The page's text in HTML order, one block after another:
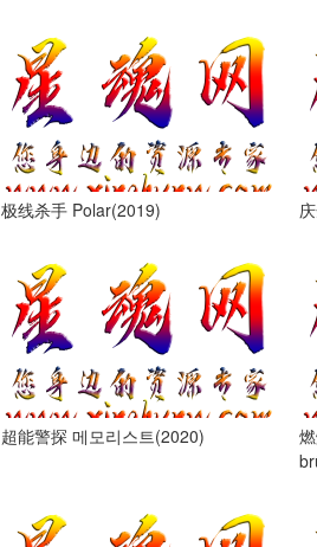
极线杀手 Polar(2019)
超能警探 메모리스트(2020)